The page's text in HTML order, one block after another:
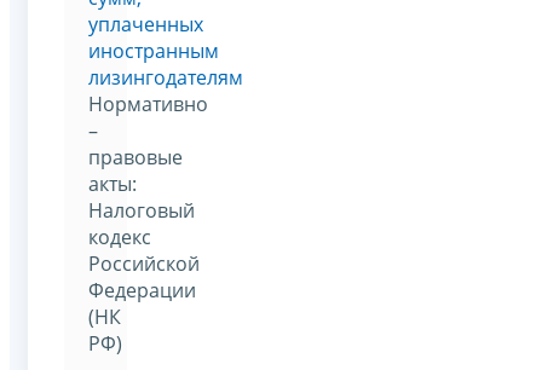
уплаченных
иностранным
лизингодателям
Нормативно
–
правовые
акты:
Налоговый
кодекс
Российской
Федерации
(НК
РФ)